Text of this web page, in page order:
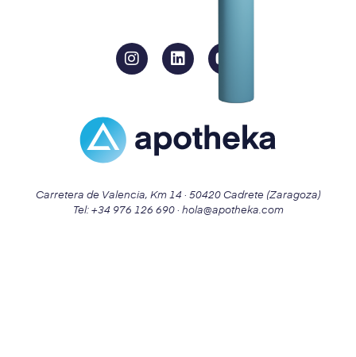
Carretera de Valencia, Km 14 · 50420 Cadrete (Zaragoza)
Tel: +34 976 126 690 · hola@apotheka.com